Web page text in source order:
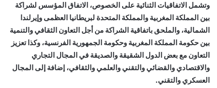
وتشمل الاتفاقيات الثنائية على الخصوص، الاتفاق المؤسس لشراكة
بين المملكة المغربية والمملكة المتحدة لبريطانيا العظمى وإيرلندا
الشمالية، والملحق باتفاقية الشراكة من أجل التعاون الثقافي والتنمية
بين حكومة المملكة المغربية وحكومة الجمهورية الفرنسية، وكذا تعزيز
التعاون مع بعض الدول الشقيقة والصديقة في المجال التجاري
والاقتصادي والقضائي والتقني والعلمي والثقافي، إضافة إلى المجال
العسكري والتقني.